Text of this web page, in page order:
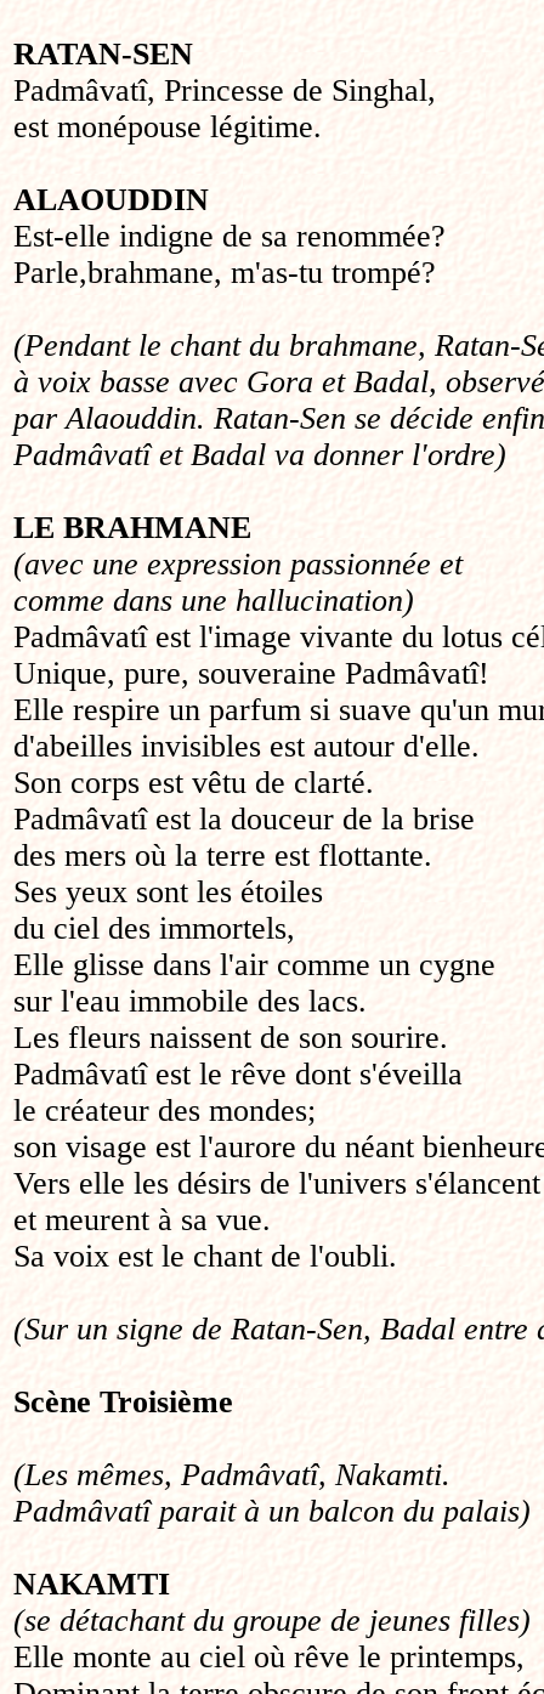
RATAN-SEN
Padmâvatî, Princesse de Singhal,
est monépouse légitime.
ALAOUDDIN
Est-elle indigne de sa renommée?
Parle,brahmane, m'as-tu trompé?
(Pendant le chant du brahmane, Ratan-
à voix basse avec Gora et Badal,
par Alaouddin. Ratan-Sen se décide
Padmâvatî et Badal va donner l'ordre)
LE BRAHMANE
(avec une expression passionnée et
comme dans une hallucination)
Padmâvatî est l'image vivante du lotus
Unique, pure, souveraine Padmâvatî!
Elle respire un parfum si suave qu'un
d'abeilles invisibles est autour d'elle.
Son corps est vêtu de clarté.
Padmâvatî est la douceur de la brise
des mers où la terre est flottante.
Ses yeux sont les étoiles
du ciel des immortels,
Elle glisse dans l'air comme un cygne
sur l'eau immobile des lacs.
Les fleurs naissent de son sourire.
Padmâvatî est le rêve dont s'éveilla
le créateur des mondes;
son visage est l'aurore du néant
Vers elle les désirs de l'univers s'élancent
et meurent à sa vue.
Sa voix est le chant de l'oubli.
(Sur un signe de Ratan-Sen, Badal entre
Scène Troisième
(Les mêmes, Padmâvatî, Nakamti.
Padmâvatî parait à un balcon du palais)
NAKAMTI
(se détachant du groupe de jeunes filles)
Elle monte au ciel où rêve le printemps,